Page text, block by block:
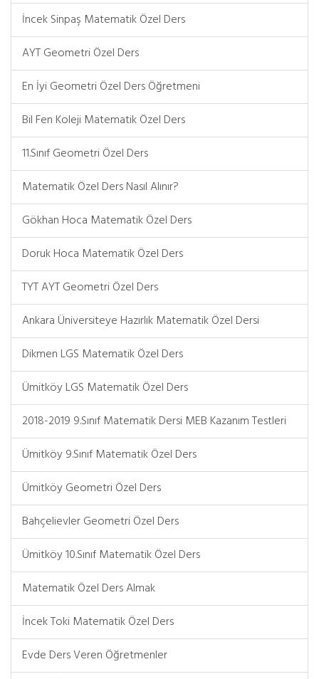
İncek Sinpaş Matematik Özel Ders
AYT Geometri Özel Ders
En İyi Geometri Özel Ders Öğretmeni
Bil Fen Koleji Matematik Özel Ders
11.Sınıf Geometri Özel Ders
Matematik Özel Ders Nasıl Alınır?
Gökhan Hoca Matematik Özel Ders
Doruk Hoca Matematik Özel Ders
TYT AYT Geometri Özel Ders
Ankara Üniversiteye Hazırlık Matematik Özel Dersi
Dikmen LGS Matematik Özel Ders
Ümitköy LGS Matematik Özel Ders
2018-2019 9.Sınıf Matematik Dersi MEB Kazanım Testleri
Ümitköy 9.Sınıf Matematik Özel Ders
Ümitköy Geometri Özel Ders
Bahçelievler Geometri Özel Ders
Ümitköy 10.Sınıf Matematik Özel Ders
Matematik Özel Ders Almak
İncek Toki Matematik Özel Ders
Evde Ders Veren Öğretmenler